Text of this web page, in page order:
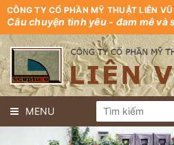
CÔNG TY CỔ PHẦN MỸ THUẬT LIÊN VŨ
Câu chuyện tình yêu - đam mê và
MENU